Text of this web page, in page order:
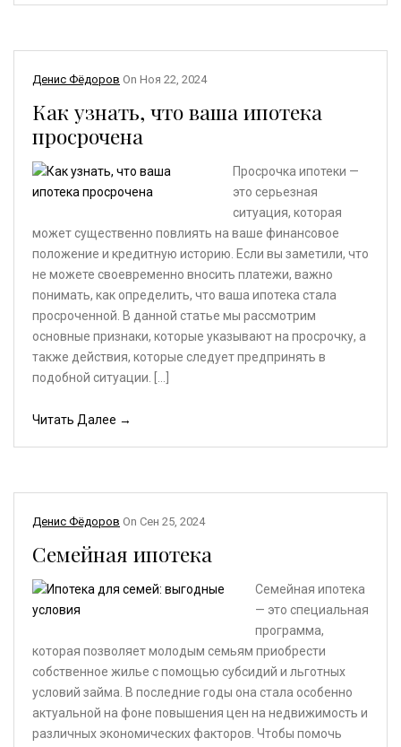
Денис Фёдоров On Ноя 22, 2024
Как узнать, что ваша ипотека
просрочена
Просрочка ипотеки —
это серьезная
ситуация, которая
может существенно повлиять на ваше финансовое
положение и кредитную историю. Если вы заметили, что
не можете своевременно вносить платежи, важно
понимать, как определить, что ваша ипотека стала
просроченной. В данной статье мы рассмотрим
основные признаки, которые указывают на просрочку, а
также действия, которые следует предпринять в
подобной ситуации. […]
Читать Далее →
Денис Фёдоров On Сен 25, 2024
Семейная ипотека
Семейная ипотека
— это специальная
программа,
которая позволяет молодым семьям приобрести
собственное жилье с помощью субсидий и льготных
условий займа. В последние годы она стала особенно
актуальной на фоне повышения цен на недвижимость и
различных экономических факторов. Чтобы помочь